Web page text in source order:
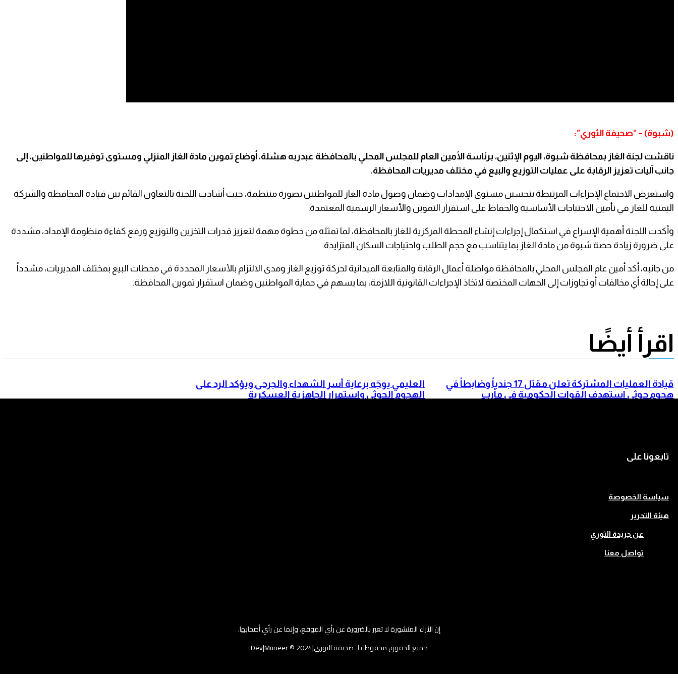
(شبوة) – “صحيفة الثوري”:
ناقشت لجنة الغاز بمحافظة شبوة، اليوم الإثنين، برئاسة الأمين العام للمجلس المحلي بالمحافظة عبدربه هشلة، أوضاع تموين مادة الغاز المنزلي ومستوى توفيرها للمواطنين، إلى
جانب آليات تعزيز الرقابة على عمليات التوزيع والبيع في مختلف مديريات المحافظة.
واستعرض الاجتماع الإجراءات المرتبطة بتحسين مستوى الإمدادات وضمان وصول مادة الغاز للمواطنين بصورة منتظمة، حيث أشادت اللجنة بالتعاون القائم بين قيادة المحافظة والشركة
اليمنية للغاز في تأمين الاحتياجات الأساسية والحفاظ على استقرار التموين والأسعار الرسمية المعتمدة.
وأكدت اللجنة أهمية الإسراع في استكمال إجراءات إنشاء المحطة المركزية للغاز بالمحافظة، لما تمثله من خطوة مهمة لتعزيز قدرات التخزين والتوزيع ورفع كفاءة منظومة الإمداد، مشددة
على ضرورة زيادة حصة شبوة من مادة الغاز بما يتناسب مع حجم الطلب واحتياجات السكان المتزايدة.
من جانبه، أكد أمين عام المجلس المحلي بالمحافظة مواصلة أعمال الرقابة والمتابعة الميدانية لحركة توزيع الغاز ومدى الالتزام بالأسعار المحددة في محطات البيع بمختلف المديريات، مشدداً
على إحالة أي مخالفات أو تجاوزات إلى الجهات المختصة لاتخاذ الإجراءات القانونية اللازمة، بما يسهم في حماية المواطنين وضمان استقرار تموين المحافظة.
اقرأ أيضًا
قيادة العمليات المشتركة تعلن مقتل 17 جندياً وضابطاً في
هجوم حوثي استهدف القوات الحكومية في مأرب
العليمي يوجّه برعاية أسر الشهداء والجرحى ويؤكد الرد على
الهجوم الحوثي واستمرار الجاهزية العسكرية
تابعونا على
سياسة الخصوصة
هيئة التحرير
عن جريدة الثوري
تواصل معنا
إن الآراء المنشورة لا تعبر بالضرورة عن رأي الموقع، وإنما عن رأي أصحابها.
جميع الحقوق محفوظة لـ صحيفة الثوري|2024 © Dev|Muneer